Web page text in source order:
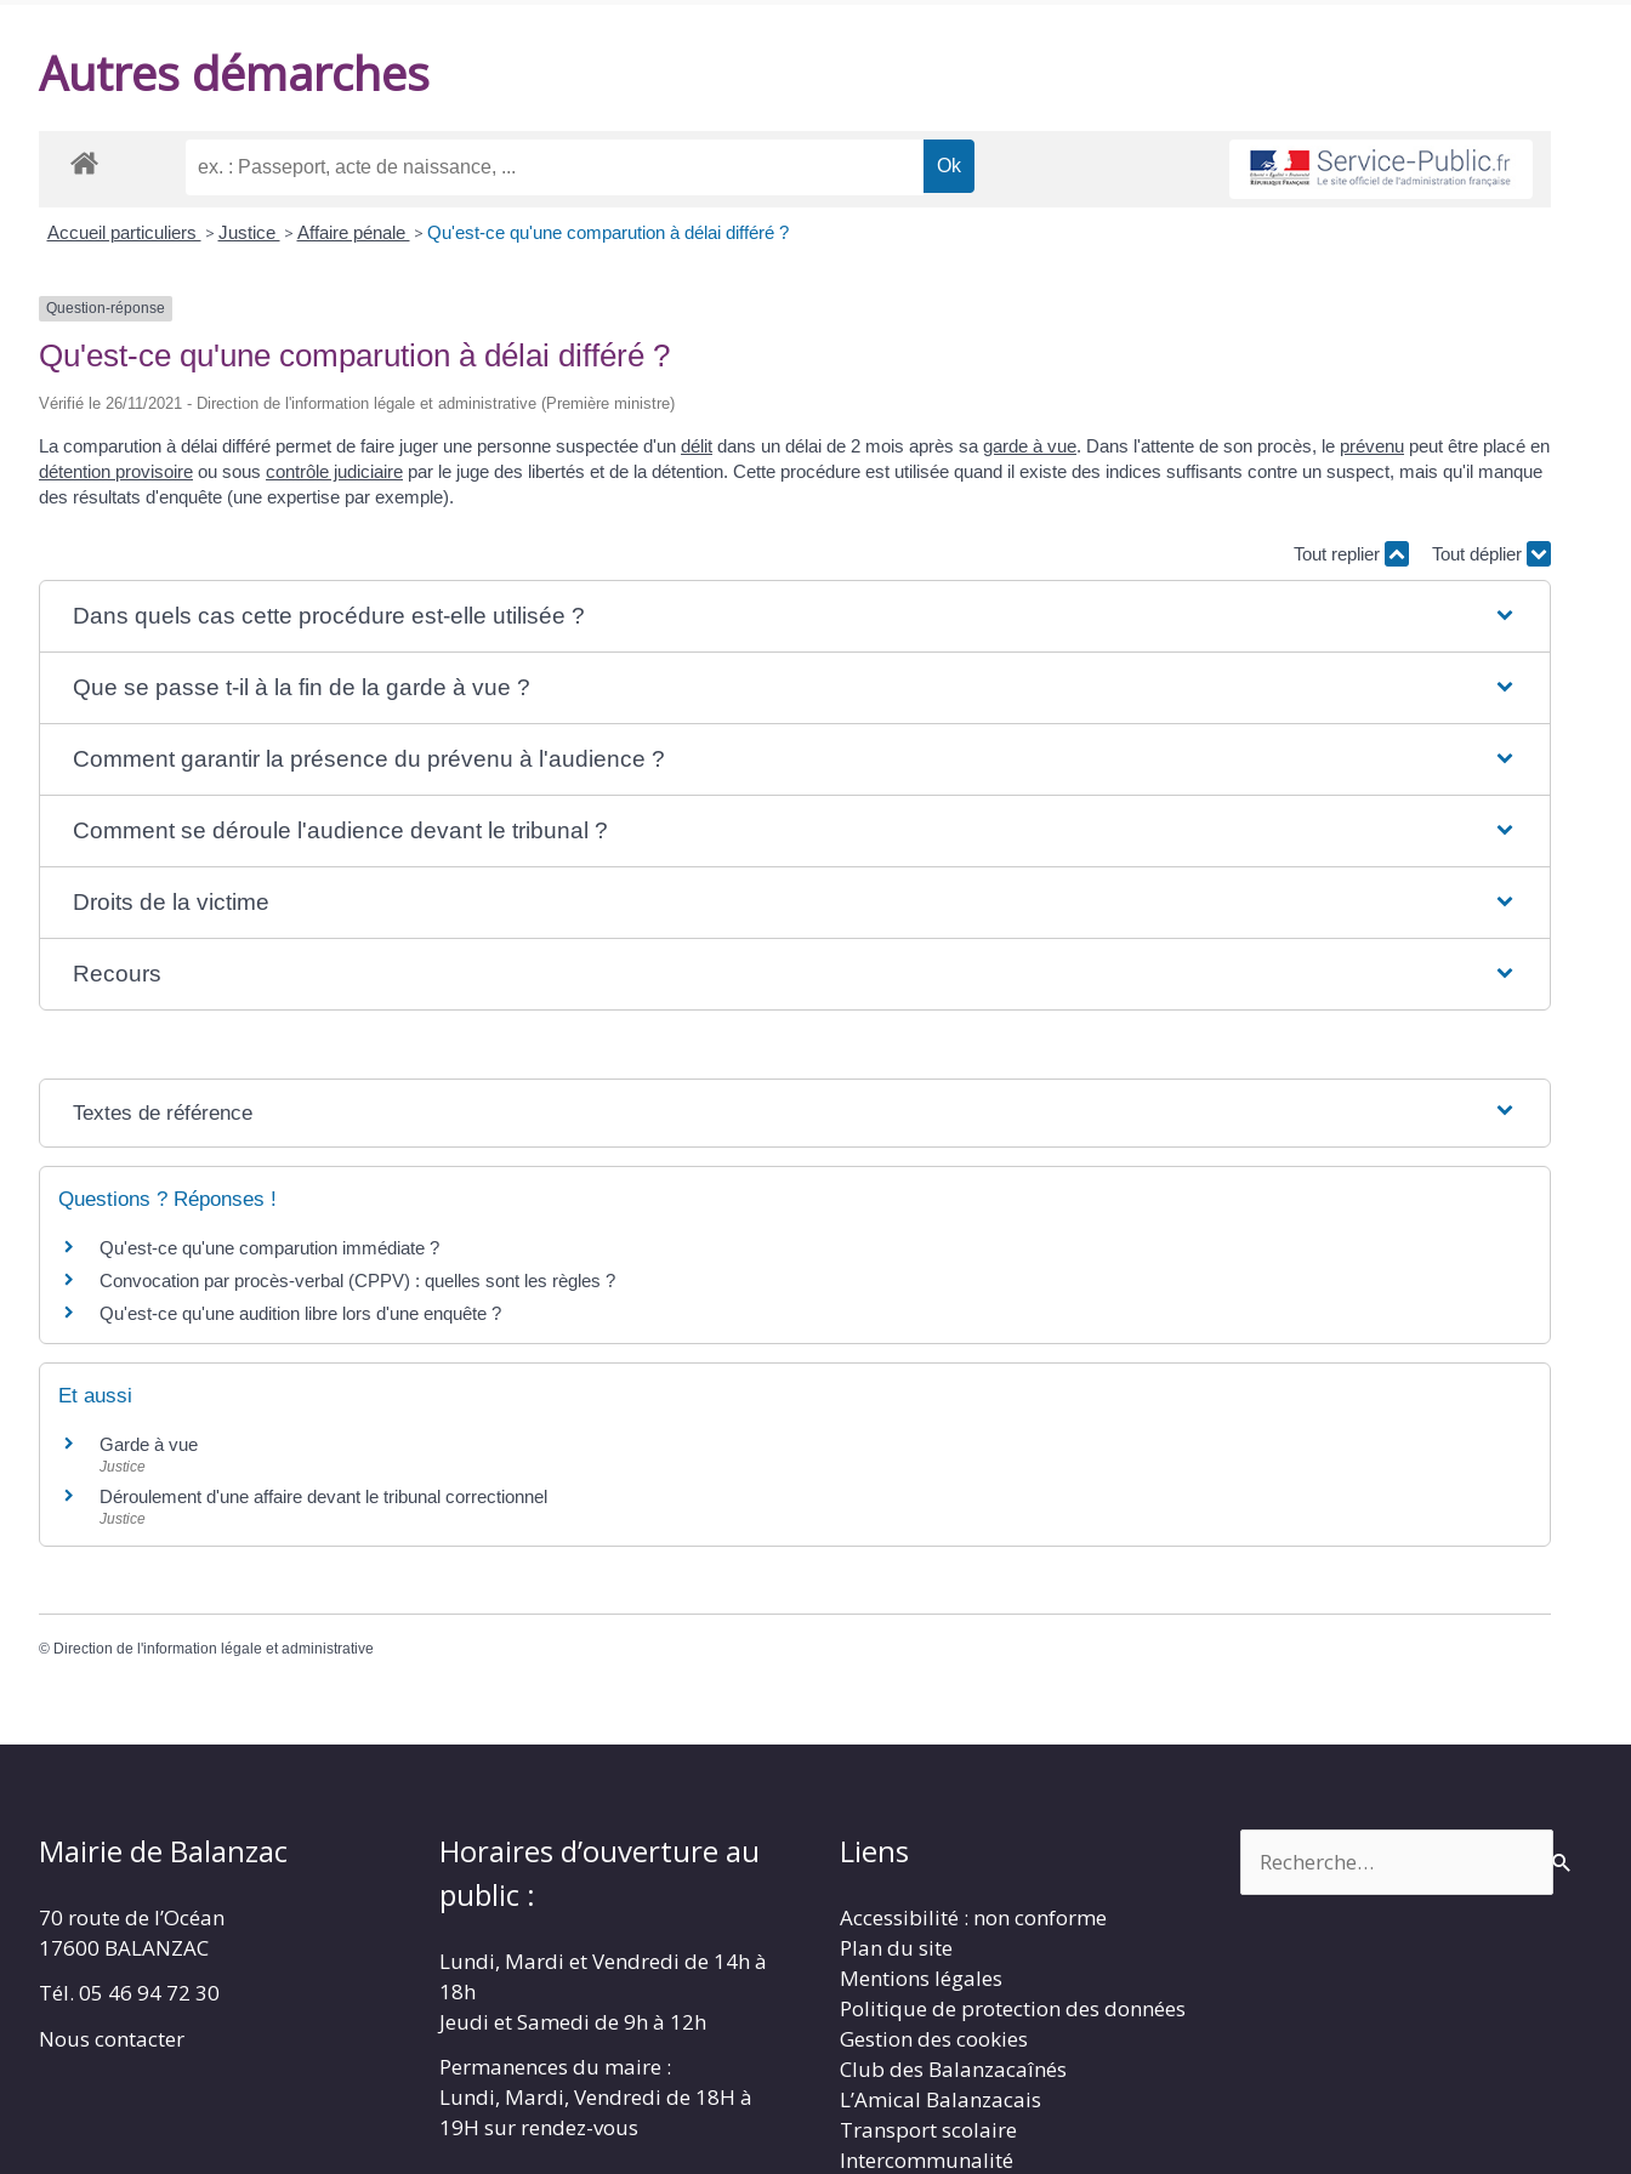
Autres démarches
Accueil particuliers > Justice > Affaire pénale > Qu'est-ce qu'une comparution à délai différé ?
Question-réponse
Qu'est-ce qu'une comparution à délai différé ?
Vérifié le 26/11/2021 - Direction de l'information légale et administrative (Première ministre)
La comparution à délai différé permet de faire juger une personne suspectée d'un délit dans un délai de 2 mois après sa garde à vue. Dans l'attente de son procès, le prévenu peut être placé en
détention provisoire ou sous contrôle judiciaire par le juge des libertés et de la détention. Cette procédure est utilisée quand il existe des indices suffisants contre un suspect, mais qu'il manque
des résultats d'enquête (une expertise par exemple).
Tout replier Tout déplier
Dans quels cas cette procédure est-elle utilisée ?
Que se passe t-il à la fin de la garde à vue ?
Comment garantir la présence du prévenu à l'audience ?
Comment se déroule l'audience devant le tribunal ?
Droits de la victime
Recours
Textes de référence
Questions ? Réponses !
Qu'est-ce qu'une comparution immédiate ?
Convocation par procès-verbal (CPPV) : quelles sont les règles ?
Qu'est-ce qu'une audition libre lors d'une enquête ?
Et aussi
Garde à vue
Justice
Déroulement d'une affaire devant le tribunal correctionnel
Justice
© Direction de l'information légale et administrative
Mairie de Balanzac
70 route de l’Océan
17600 BALANZAC
Tél. 05 46 94 72 30
Nous contacter
Horaires d’ouverture au
public :
Lundi, Mardi et Vendredi de 14h à
18h
Jeudi et Samedi de 9h à 12h
Permanences du maire :
Lundi, Mardi, Vendredi de 18H à
19H sur rendez-vous
Liens
Accessibilité : non conforme
Plan du site
Mentions légales
Politique de protection des données
Gestion des cookies
Club des Balanzacaînés
L’Amical Balanzacais
Transport scolaire
Intercommunalité